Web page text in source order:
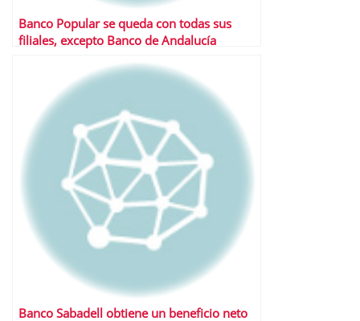
Banco Popular se queda con todas sus
filiales, excepto Banco de Andalucía
Banco Sabadell obtiene un beneficio neto